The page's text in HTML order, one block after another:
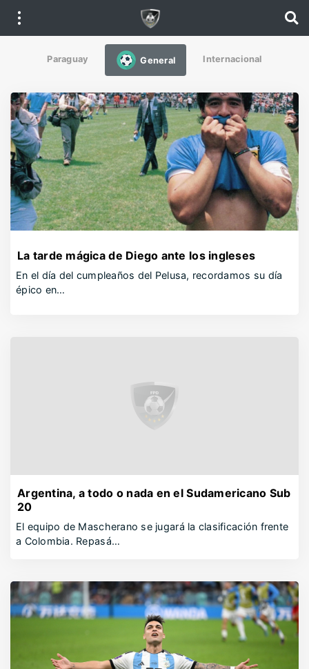
Paraguay General Internacional
La tarde mágica de Diego ante los ingleses
En el día del cumpleaños del Pelusa, recordamos su día
épico en…
Argentina, a todo o nada en el Sudamericano Sub
20
El equipo de Mascherano se jugará la clasificación frente
a Colombia. Repasá…